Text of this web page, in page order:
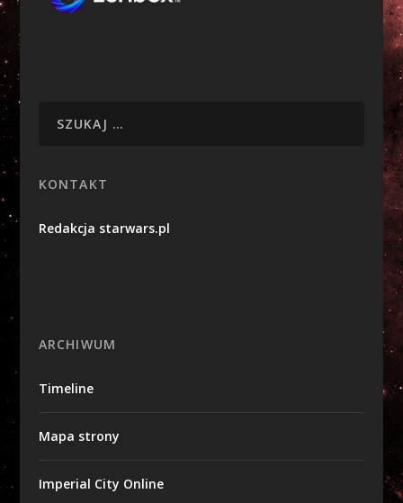
KONTAKT
Redakcja starwars.pl
ARCHIWUM
Timeline
Mapa strony
Imperial City Online